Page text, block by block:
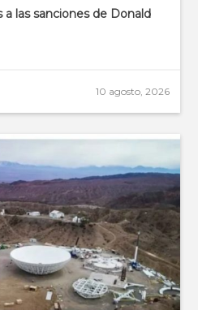
las sanciones de Donald
10 agosto, 2026